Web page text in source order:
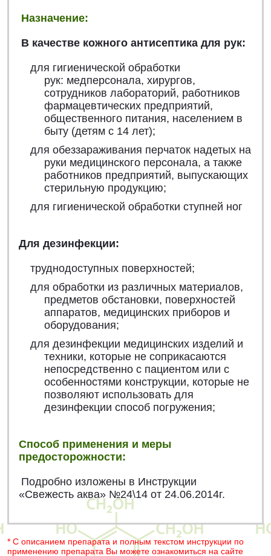
Назначение:
В качестве кожного антисептика для рук:
для гигиенической обработки
рук: медперсонала, хирургов,
сотрудников лабораторий, работников
фармацевтических предприятий,
общественного питания, населением в
быту (детям с 14 лет);
для обеззараживания перчаток надетых на
руки медицинского персонала, а также
работников предприятий, выпускающих
стерильную продукцию;
для гигиенической обработки ступней ног
Для дезинфекции:
труднодоступных поверхностей;
для обработки из различных материалов,
предметов обстановки, поверхностей
аппаратов, медицинских приборов и
оборудования;
для дезинфекции медицинских изделий и
техники, которые не соприкасаются
непосредственно с пациентом или с
особенностями конструкции, которые не
позволяют использовать для
дезинфекции способ погружения;
Способ применения и меры
предосторожности:
Подробно изложены в Инструкции
«Свежесть аква» №24\14 от 24.06.2014г.
* С описанием препарата и полным текстом инструкции по
применению препарата Вы можете ознакомиться на сайте